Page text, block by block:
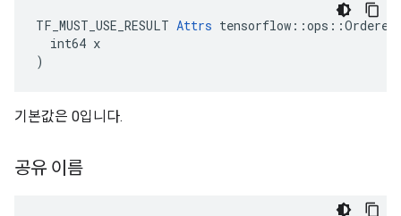
TF_MUST_USE_RESULT Attrs
  int64 x
)
기본값은 0입니다.
공유 이름